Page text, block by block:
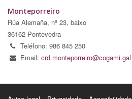
Monteporreiro
Rúa Alemaña, nº 23, baixo
36162 Pontevedra
Teléfono: 986 845 250
Email: crd.monteporreiro@cogami.gal